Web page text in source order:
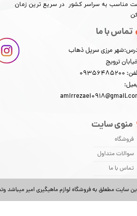
سایت مطعلق به فروشگاه لوازم ماهیگیری امیر
مناسب به سراسر کشور در سریع ترین زمان
منوی سایت
فروشگاه
سوالات متداول
تماس با ما
تماس با ما
مرزی سرپل ذهاب
ترویج